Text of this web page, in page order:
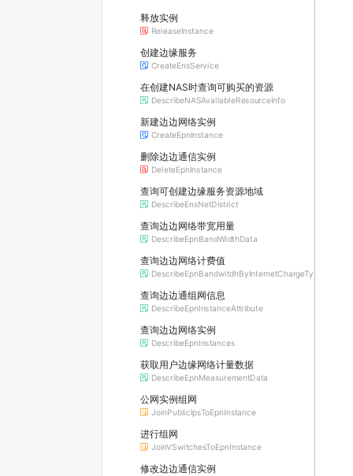
释放实例
ReleaseInstance
创建边缘服务
CreateEnsService
在创建NAS时查询可购买的资源
DescribeNASAvailableResourceInfo
新建边边网络实例
CreateEpnInstance
删除边边通信实例
DeleteEpnInstance
查询可创建边缘服务资源地域
DescribeEnsNetDistrict
查询边边网络带宽用量
DescribeEpnBandWidthData
查询边边网络计费值
DescribeEpnBandwitdhByInternetChargeType
查询边边通组网信息
DescribeEpnInstanceAttribute
查询边边网络实例
DescribeEpnInstances
获取用户边缘网络计量数据
DescribeEpnMeasurementData
公网实例组网
JoinPublicIpsToEpnInstance
进行组网
JoinVSwitchesToEpnInstance
修改边边通信实例